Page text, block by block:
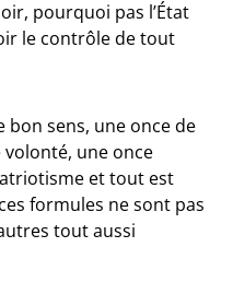
pourquoi pas l’État
le contrôle de tout
bon sens, une once de
une once
et tout est
formules ne sont pas
tout aussi